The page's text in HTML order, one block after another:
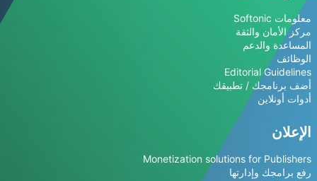
معلومات Softonic
مركز الأمان والثقة
المساعدة والدعم
الوظائف
Editorial Guidelines
أضف برنامجك / تطبيقك
أدوات أونلاين
الإعلان
Monetization solutions for Publishers
رفع برامجك وإدارتها